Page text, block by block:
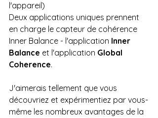
l'appareil)
Deux applications uniques prennent
en charge le capteur de cohérence
Inner Balance - l'application Inner
Balance et l'application Global
Coherence.
J'aimerais tellement que vous
découvriez et expérimentiez par vous-
même les nombreux avantages de la